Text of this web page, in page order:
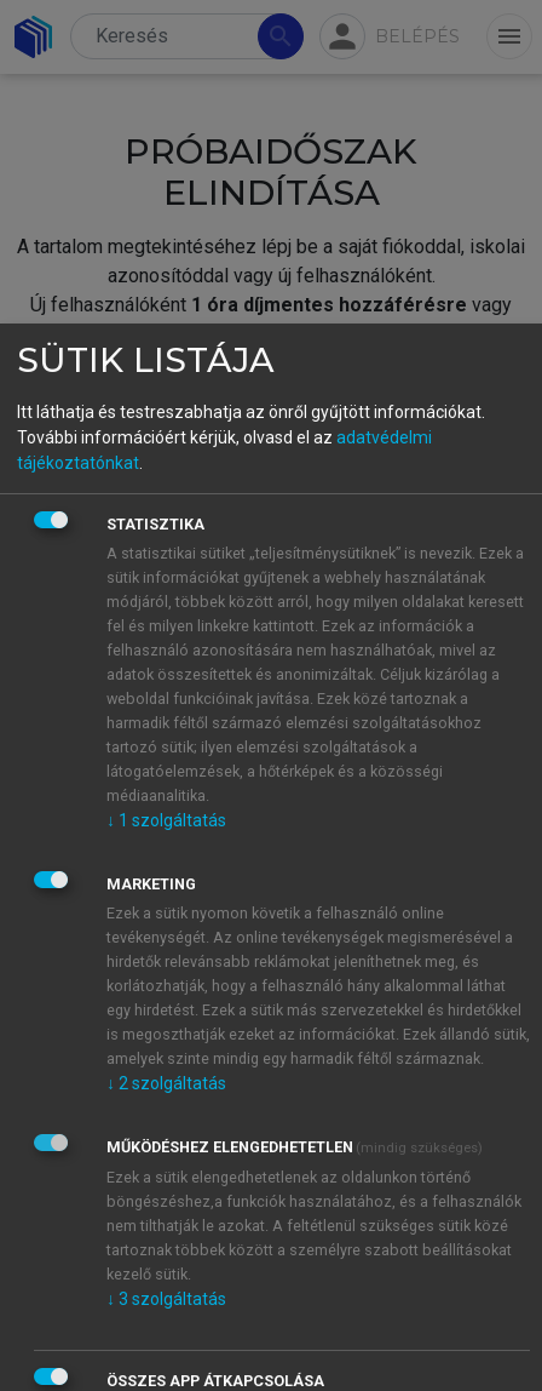
search person BELÉPÉS menu
PRÓBAIDŐSZAK
ELINDÍTÁSA
A tartalom megtekintéséhez lépj be a saját fiókoddal, iskolai
azonosítóddal vagy új felhasználóként.
Új felhasználóként 1 óra díjmentes hozzáférésre vagy
fiókoddal,vagy hozz létre új fiókot.
A regisztráció után apróbaidőszakautomatikusan
BELÉPÉS SAJÁT FIÓKKAL
ÚJ FIÓK LÉTREHOZÁSA
1 óra díjmentes hozzáférés
E-MAIL-CÍM
JELSZÓ
JELSZÓ ÚJRA
Kérek értesítést a MeRSZ újdonságairól, akcióiról.
Kérek értesítést az Akadémiai Kiadó Zrt. újdonságairól,
Adatkezelési tájékoztatóbanfoglaltakat tudomásul
veszem és elfogadom.
Általános vásárlási feltételeket, valamint a szotar.netés a
mersz.huoldalak licencszerződéseiben foglaltakat
tudomásul veszem és elfogadom.
KIPRÓBÁLOM
SÜTIK LISTÁJA
Itt láthatja és testreszabhatja az önről gyűjtött információkat.
További információért kérjük, olvasd el az adatvédelmi
tájékoztatónkat
STATISZTIKA
A statisztikai sütiket „teljesítménysütiknek” is nevezik. Ezek a
sütik információkat gyűjtenek a webhely használatának
módjáról, többek között arról, hogy milyen oldalakat keresett
fel és milyen linkekre kattintott. Ezek az információk a
felhasználó azonosítására nem használhatóak, mivel az
adatok összesítettek és anonimizáltak. Céljuk kizárólag a
weboldal funkcióinak javítása. Ezek közé tartoznak a
harmadik féltől származó elemzési szolgáltatásokhoz
tartozó sütik; ilyen elemzési szolgáltatások a
látogatóelemzések, a hőtérképek és a közösségi
médiaanalitika.
↓ 1 szolgáltatás
MARKETING
Ezek a sütik nyomon követik a felhasználó online
tevékenységét. Az online tevékenységek megismerésével a
hirdetők relevánsabb reklámokat jeleníthetnek meg, és
korlátozhatják, hogy a felhasználó hány alkalommal láthat
egy hirdetést. Ezek a sütik más szervezetekkel és hirdetőkkel
is megoszthatják ezeket az információkat. Ezek állandó sütik,
amelyek szinte mindig egy harmadik féltől származnak.
↓ 2 szolgáltatás
MŰKÖDÉSHEZ ELENGEDHETETLEN (mindig szükséges)
Ezek a sütik elengedhetetlenek az oldalunkon történő
böngészéshez,a funkciók használatához, és a felhasználók
nem tilthatják le azokat. A feltétlenül szükséges sütik közé
tartoznak többek között a személyre szabott beállításokat
kezelő sütik.
↓ 3 szolgáltatás
ÖSSZES APP ÁTKAPCSOLÁSA